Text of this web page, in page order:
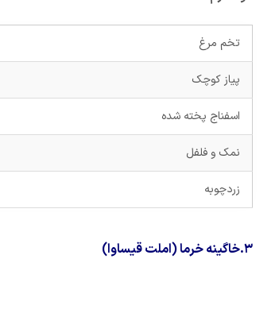
تخم مرغ
پیاز کوچک
اسفناج پخته شده
نمک و فلفل
زردچوبه
۳.خاگینه خرما (املت قیساوا)